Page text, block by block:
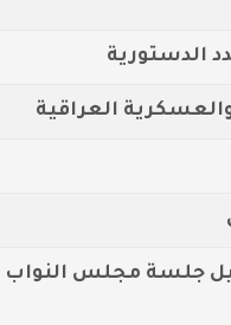
الدستورية
العراقية
جلسة مجلس النواب